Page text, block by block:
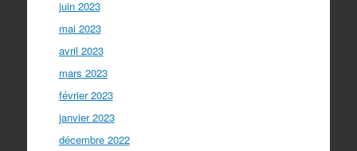
juin 2023
mai 2023
avril 2023
mars 2023
février 2023
janvier 2023
décembre 2022